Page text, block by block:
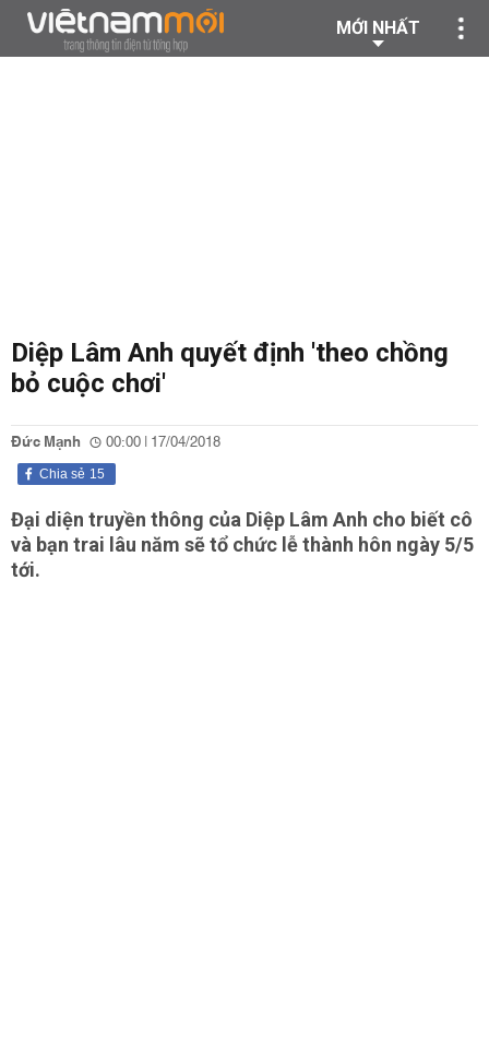
MỚI NHẤT
Diệp Lâm Anh quyết định 'theo chồng
bỏ cuộc chơi'
Đức Mạnh 00:00 | 17/04/2018
15
Chia sẻ
Đại diện truyền thông của Diệp Lâm Anh cho biết cô
và bạn trai lâu năm sẽ tổ chức lễ thành hôn ngày 5/5
tới.